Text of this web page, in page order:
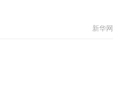
新华网